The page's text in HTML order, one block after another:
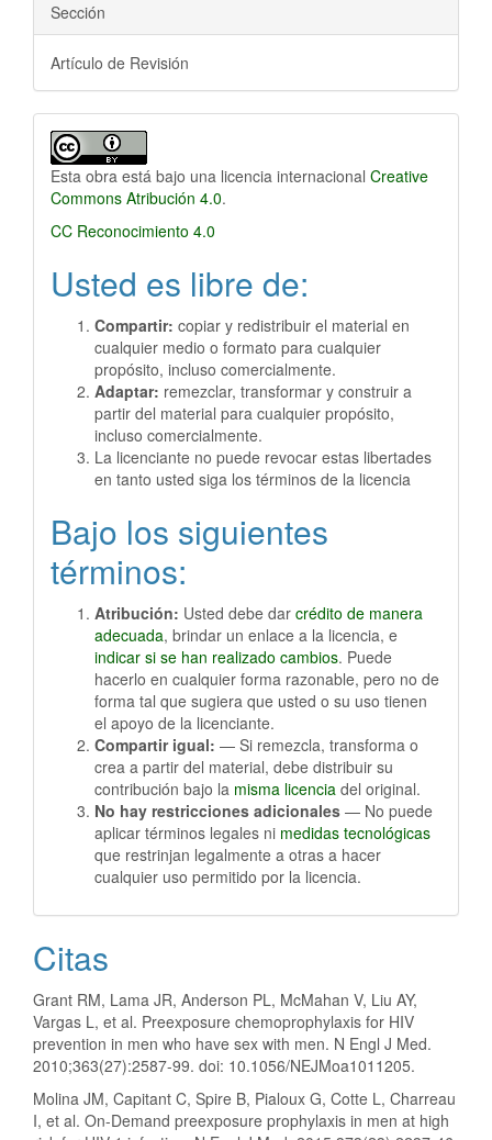
Sección
Artículo de Revisión
Esta obra está bajo una licencia internacional Creative
Commons Atribución 4.0.
CC Reconocimiento 4.0
Usted es libre de:
Compartir: copiar y redistribuir el material en
cualquier medio o formato para cualquier
propósito, incluso comercialmente.
Adaptar: remezclar, transformar y construir a
partir del material para cualquier propósito,
incluso comercialmente.
La licenciante no puede revocar estas libertades
en tanto usted siga los términos de la licencia
Bajo los siguientes
términos:
Atribución: Usted debe dar crédito de manera
adecuada, brindar un enlace a la licencia, e
indicar si se han realizado cambios. Puede
hacerlo en cualquier forma razonable, pero no de
forma tal que sugiera que usted o su uso tienen
el apoyo de la licenciante.
Compartir igual: — Si remezcla, transforma o
crea a partir del material, debe distribuir su
contribución bajo la misma licencia del original.
No hay restricciones adicionales — No puede
aplicar términos legales ni medidas tecnológicas
que restrinjan legalmente a otras a hacer
cualquier uso permitido por la licencia.
Citas
Grant RM, Lama JR, Anderson PL, McMahan V, Liu AY,
Vargas L, et al. Preexposure chemoprophylaxis for HIV
prevention in men who have sex with men. N Engl J Med.
2010;363(27):2587-99. doi: 10.1056/NEJMoa1011205.
Molina JM, Capitant C, Spire B, Pialoux G, Cotte L, Charreau
I, et al. On-Demand preexposure prophylaxis in men at high